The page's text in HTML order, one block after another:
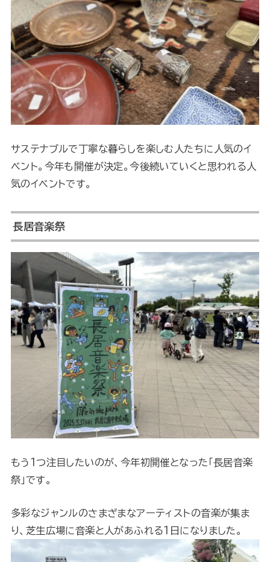
サステナブルで丁寧な暮らしを楽しむ人たちに人気のイ
ベント。今年も開催が決定。今後続いていくと思われる人
気のイベントです。
長居音楽祭
もう1つ注目したいのが、今年初開催となった「長居音楽
祭」です。
多彩なジャンルのさまざまなアーティストの音楽が集ま
り、芝生広場に音楽と人があふれる1日になりました。